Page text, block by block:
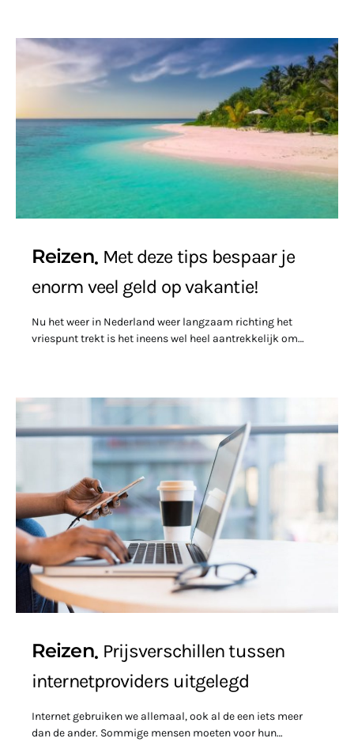
Reizen Met deze tips bespaar je
enorm veel geld op vakantie!
Nu het weer in Nederland weer langzaam richting het
vriespunt trekt is het ineens wel heel aantrekkelijk om…
Reizen Prijsverschillen tussen
internetproviders uitgelegd
Internet gebruiken we allemaal, ook al de een iets meer
dan de ander. Sommige mensen moeten voor hun…